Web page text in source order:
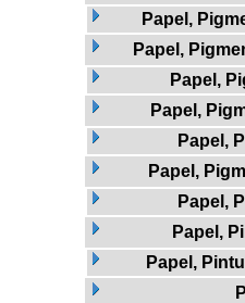
Papel,
Papel,
Papel,
Papel,
Papel,
Papel,
Papel,
Papel,
Papel,